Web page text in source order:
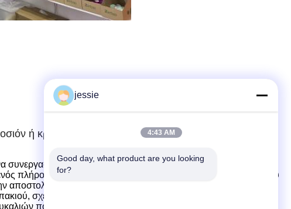
ή κρέμας
με πελάτες για την ανάπτυξη και το σχεδιασμό
πλήρους συνόλου υπηρεσιών από το σχεδιασμό της δομής του
αποστολή.
σχεδιασμό και παραγωγή καλουπιών πολλαπλών
που μπορούν να υποστηρίξουν γρήγορα την
jessie
4:43 AM
Good day, what product are you looking
for?